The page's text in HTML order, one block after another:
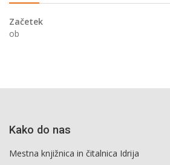
Začetek
ob
Kako do nas
Mestna knjižnica in čitalnica Idrija